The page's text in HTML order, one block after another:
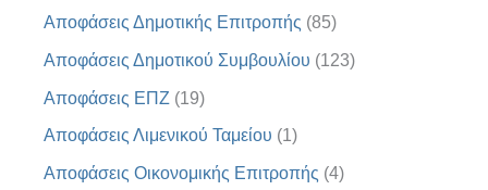
Αποφάσεις Δημοτικής Επιτροπής (85)
Αποφάσεις Δημοτικού Συμβουλίου (123)
Αποφάσεις ΕΠΖ (19)
Αποφάσεις Λιμενικού Ταμείου (1)
Αποφάσεις Οικονομικής Επιτροπής (4)